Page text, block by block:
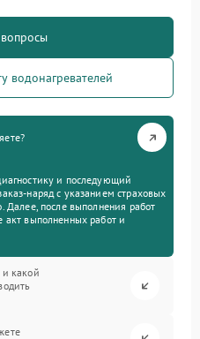
водонагревателей
и последующий
наряд с указанием страховых
Далее, после выполнения работ
акт выполненных работ и
какой